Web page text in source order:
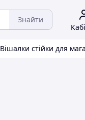
Знайти
Вішалки стійки для